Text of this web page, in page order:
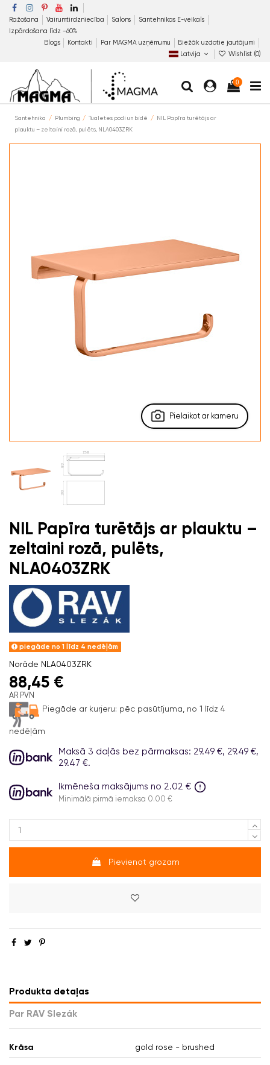
Ražošana Vairumtirdzniecība Salons
Santehnikas E-veikals
Izpārdošana līdz −60%
Blogs
Kontakti Par MAGMA uzņēmumu
Biežāk uzdotie jautājumi
Latvija
Wishlist (0)
0
Santehnika Plumbing Tualetes podi un bidē
NIL Papīra turētājs ar
plauktu – zeltaini rozā, pulēts, NLA0403ZRK
Pielaikot ar kameru
NIL Papīra turētājs ar plauktu –
zeltaini rozā, pulēts,
NLA0403ZRK
piegāde no 1 līdz 4 nedēļām
Norāde NLA0403ZRK
88,45 €
AR PVN
Piegāde ar kurjeru: pēc pasūtījuma, no 1 līdz 4
nedēļām
Maksā 3 daļās bez pārmaksas: 29.49 €, 29.49 €,
29.47 €.
Ikmēneša maksājums no 2.02 €
Minimālā pirmā iemaksa 0.00 €
Pievienot grozam
Produkta detaļas
Par RAV Slezák
Krāsa gold rose - brushed